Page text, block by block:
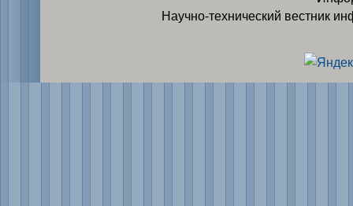
Научно-технический вестник